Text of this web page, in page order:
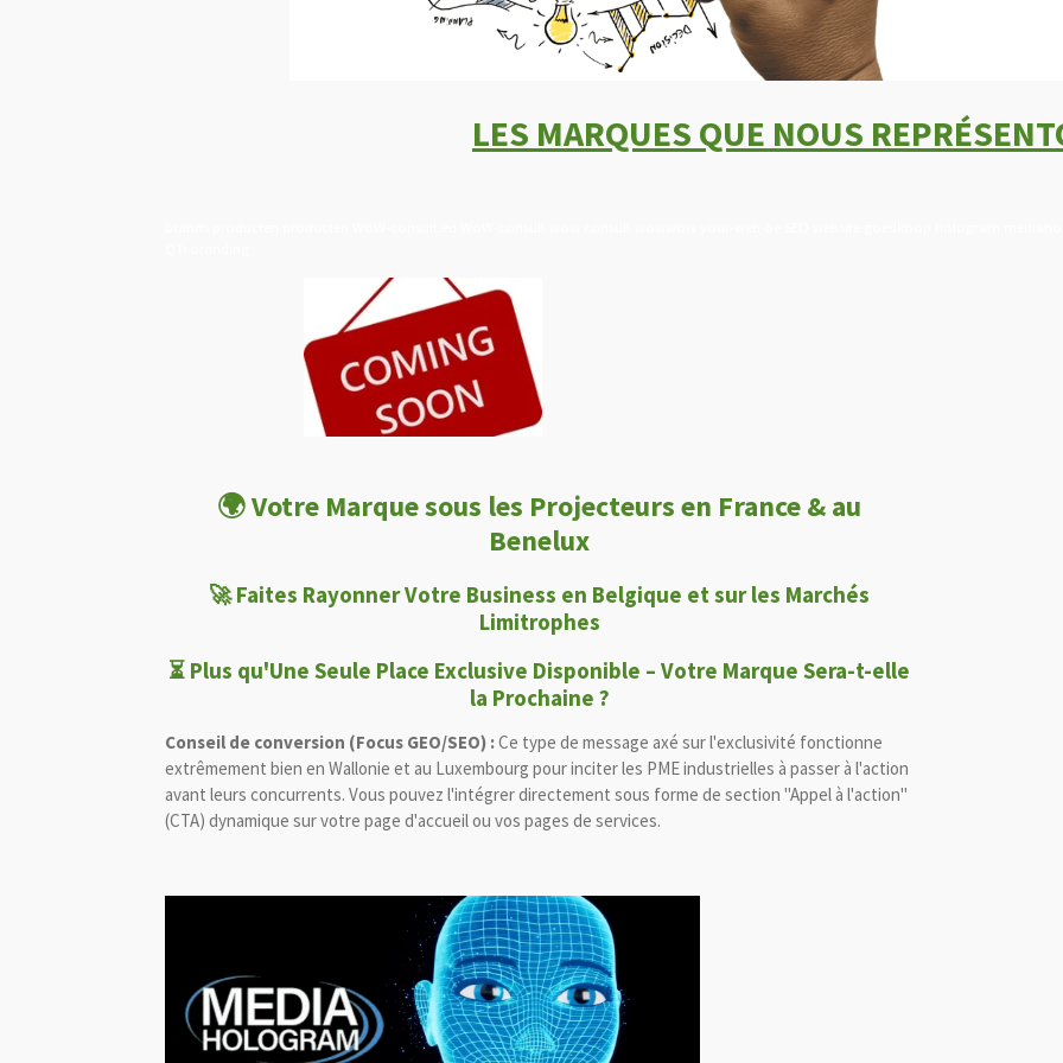
LES MARQUES QUE NOUS
🌍 Votre Marque sous les Projecteurs en France & au
Benelux
🚀 Faites Rayonner Votre Business en Belgique et sur les Marchés
Limitrophes
⏳ Plus qu'Une Seule Place Exclusive Disponible – Votre Marque Sera-t-elle
la Prochaine ?
Conseil de conversion (Focus GEO/SEO) :Ce type de message axé sur l'exclusivité fonctionne
extrêmement bien en Wallonie et au Luxembourg pour inciter les PME industrielles à passer à l'action
avant leurs concurrents. Vous pouvez l'intégrer directement sous forme de section "Appel à l'action"
(CTA) dynamique sur votre page d'accueil ou vos pages de services.